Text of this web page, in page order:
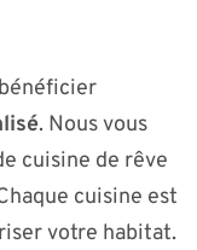
. Nous vous
cuisine de rêve
cuisine est
votre habitat.